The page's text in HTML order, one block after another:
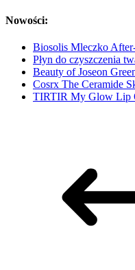
Nowości:
Biosolis Mleczko
Płyn do czyszczenia
Beauty of Joseon
Cosrx The Ceramide
TIRTIR My Glow Lip